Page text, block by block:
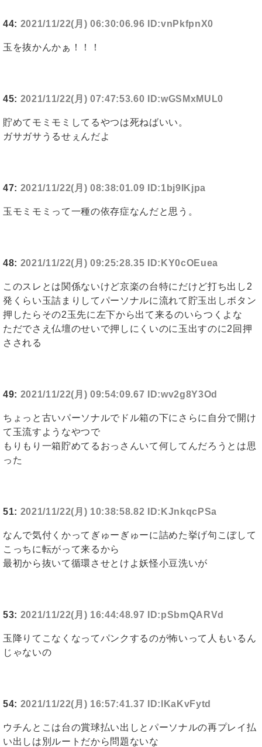
44: 2021/11/22(月) 06:30:06.96 ID:vnPkfpnX0
玉を抜かんかぁ！！！
45: 2021/11/22(月) 07:47:53.60 ID:wGSMxMUL0
貯めてモミモミしてるやつは死ねばいい。
ガサガサうるせぇんだよ
47: 2021/11/22(月) 08:38:01.09 ID:1bj9IKjpa
玉モミモミって一種の依存症なんだと思う。
48: 2021/11/22(月) 09:25:28.35 ID:KY0cOEuea
このスレとは関係ないけど京楽の台特にだけど打ち出し2
発くらい玉詰まりしてパーソナルに流れて貯玉出しボタン
押したらその2玉先に左下から出て来るのいらつくよな
ただでさえ仏壇のせいで押しにくいのに玉出すのに2回押
さされる
49: 2021/11/22(月) 09:54:09.67 ID:wv2g8Y3Od
ちょっと古いパーソナルでドル箱の下にさらに自分で開け
て玉流すようなやつで
もりもり一箱貯めてるおっさんいて何してんだろうとは思
った
51: 2021/11/22(月) 10:38:58.82 ID:KJnkqcPSa
なんで気付くかってぎゅーぎゅーに詰めた挙げ句こぼして
こっちに転がって来るから
最初から抜いて循環させとけよ妖怪小豆洗いが
53: 2021/11/22(月) 16:44:48.97 ID:pSbmQARVd
玉降りてこなくなってパンクするのが怖いって人もいるん
じゃないの
54: 2021/11/22(月) 16:57:41.37 ID:lKaKvFytd
ウチんとこは台の賞球払い出しとパーソナルの再プレイ払
い出しは別ルートだから問題ないな